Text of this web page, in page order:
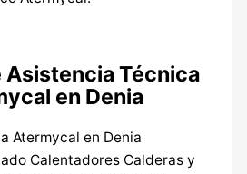
Asistencia Técnica
en Denia
Calentadores Calderas y